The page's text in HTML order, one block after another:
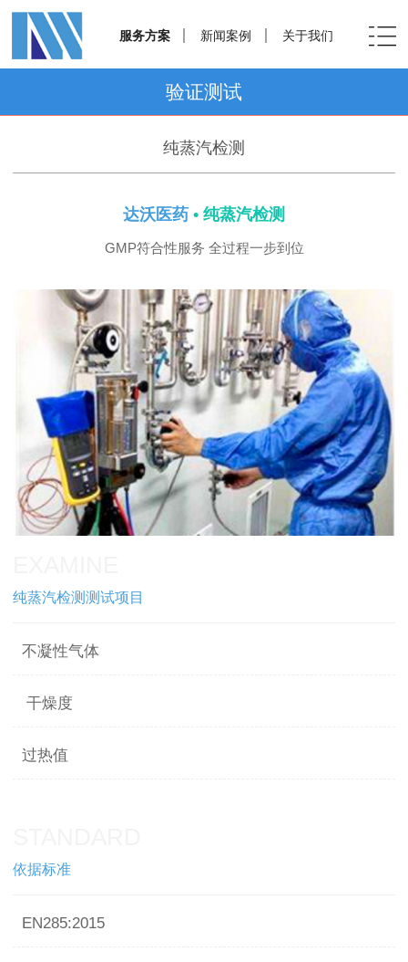
服务方案 新闻案例 关于我们
验证测试
纯蒸汽检测
达沃医药 • 纯蒸汽检测
GMP符合性服务 全过程一步到位
纯蒸汽检测测试项目
不凝性气体
干燥度
过热值
依据标准
EN285:2015